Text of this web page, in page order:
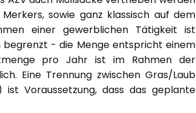
sowie ganz klassisch auf dem
einer gewerblichen Tätigkeit ist
begrenzt - die Menge entspricht einem
pro Jahr ist im Rahmen der
Eine Trennung zwischen Gras/Laub
Voraussetzung, dass das geplante